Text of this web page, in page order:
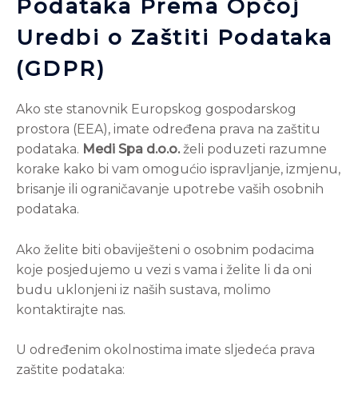
Podataka Prema Općoj
Uredbi o Zaštiti Podataka
(GDPR)
Ako ste stanovnik Europskog gospodarskog
prostora (EEA), imate određena prava na zaštitu
podataka. Medi Spa d.o.o.želi poduzeti razumne
korake kako bi vam omogućio ispravljanje, izmjenu,
brisanje ili ograničavanje upotrebe vaših osobnih
podataka.
Ako želite biti obaviješteni o osobnim podacima
koje posjedujemo u vezi s vama i želite li da oni
budu uklonjeni iz naših sustava, molimo
kontaktirajte nas.
U određenim okolnostima imate sljedeća prava
zaštite podataka: